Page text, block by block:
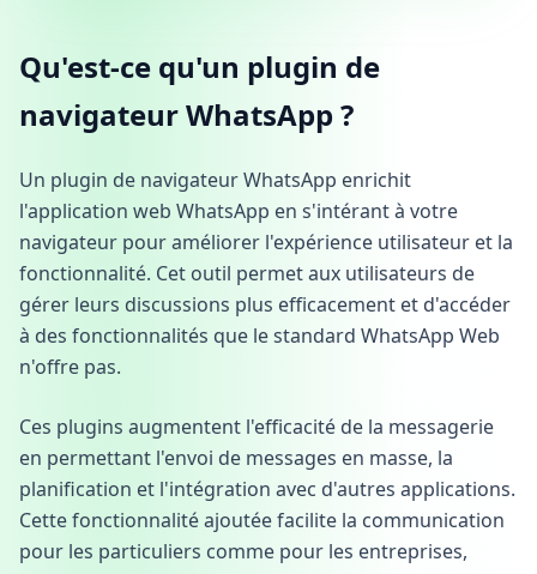
Qu'est-ce qu'un plugin de
navigateur WhatsApp ?
Un plugin de navigateur WhatsApp enrichit
l'application web WhatsApp en s'intérant à votre
navigateur pour améliorer l'expérience utilisateur et la
fonctionnalité. Cet outil permet aux utilisateurs de
gérer leurs discussions plus efficacement et d'accéder
à des fonctionnalités que le standard WhatsApp Web
n'offre pas.
Ces plugins augmentent l'efficacité de la messagerie
en permettant l'envoi de messages en masse, la
planification et l'intégration avec d'autres applications.
Cette fonctionnalité ajoutée facilite la communication
pour les particuliers comme pour les entreprises,